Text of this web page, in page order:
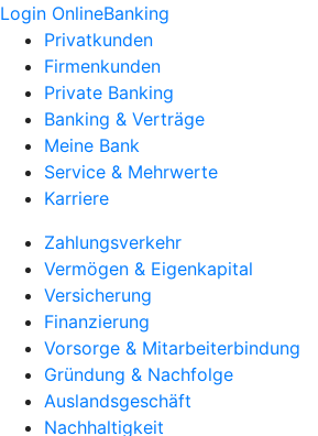
Login OnlineBanking
Privatkunden
Firmenkunden
Private Banking
Banking & Verträge
Meine Bank
Service & Mehrwerte
Karriere
Zahlungsverkehr
Vermögen & Eigenkapital
Versicherung
Finanzierung
Vorsorge & Mitarbeiterbindung
Gründung & Nachfolge
Auslandsgeschäft
Nachhaltigkeit